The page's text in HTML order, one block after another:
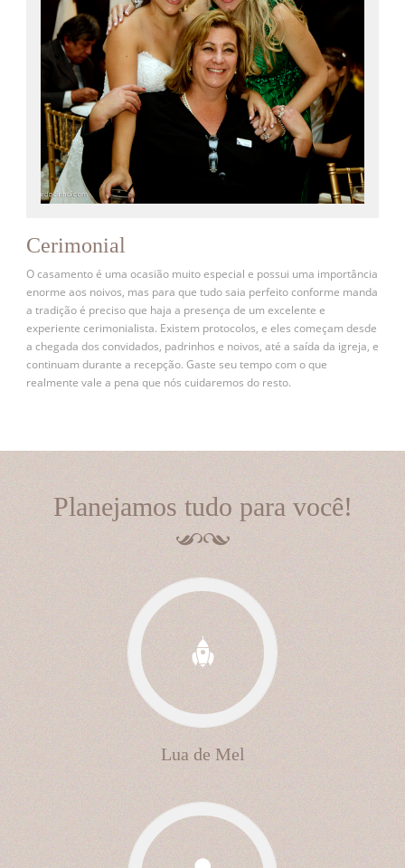
Cerimonial
O casamento é uma ocasião muito especial e possui uma importância
enorme aos noivos, mas para que tudo saia perfeito conforme manda
a tradição é preciso que haja a presença de um excelente e
experiente cerimonialista. Existem protocolos, e eles começam desde
a chegada dos convidados, padrinhos e noivos, até a saída da igreja, e
continuam durante a recepção. Gaste seu tempo com o que
realmente vale a pena que nós cuidaremos do resto.
Planejamos tudo para você!
Lua de Mel